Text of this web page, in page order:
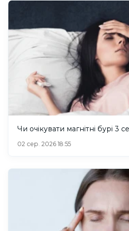
Чи очікувати магнітні бурі 3
02 сер. 2026 18:55